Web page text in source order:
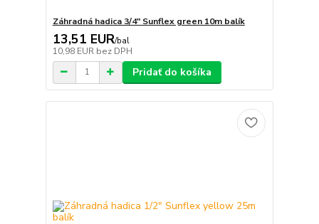
Záhradná hadica 3/4" Sunflex green 10m balík
13,51 EUR/bal
10,98 EUR bez DPH
Pridať do košíka